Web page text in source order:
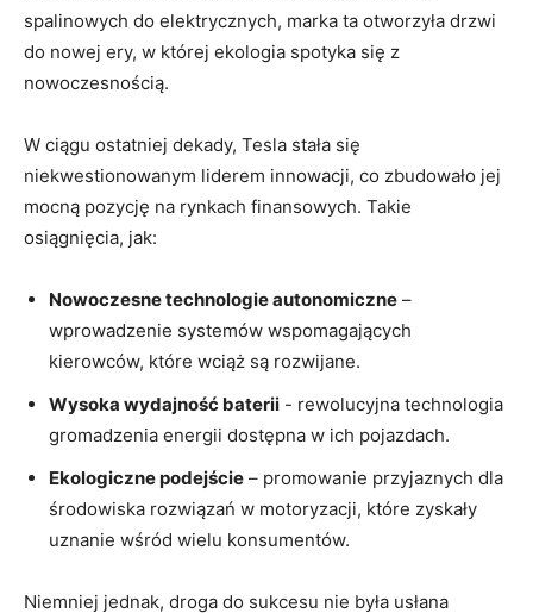
⁤spalinowych do elektrycznych, marka ta otworzyła drzwi
do nowej ery, w której ekologia spotyka się‌ z​
nowoczesnością.
W ciągu ostatniej dekady, ⁤Tesla stała się
niekwestionowanym liderem innowacji, co zbudowało⁢ jej‌
mocną pozycję na rynkach finansowych. Takie
‌osiągnięcia, jak:
Nowoczesne ⁣technologie ⁢autonomiczne –
wprowadzenie systemów wspomagających
kierowców, które wciąż​ są rozwijane.
Wysoka wydajność ⁣baterii -‍ rewolucyjna technologia
gromadzenia energii dostępna w ich pojazdach.
Ekologiczne podejście – promowanie przyjaznych dla
środowiska⁤ rozwiązań w ⁤motoryzacji, które zyskały
uznanie⁤ wśród wielu konsumentów.
Niemniej jednak, droga do ⁤sukcesu nie była usłana